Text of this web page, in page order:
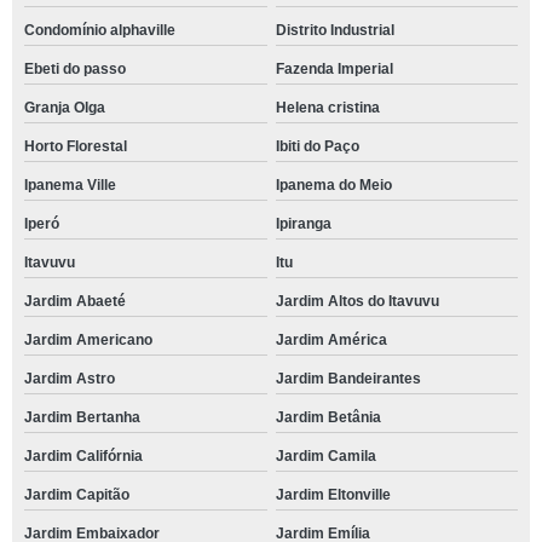
qual o preço de escola para criança de 4 anos Jardim Saira
escolas de criança bilíngue Jardim Imperial
escola para criança Vila Eros
escola para criança Jardim Maria do Carmo,
escola para criança período integral mensalidade Jardim Isafer
qual o preço de escola criança Vila Colorau
escola de criança integral Portal do Sabiá
escola de criança particular Cajuru
escolas para criança Jardim das Magnólias
qual o preço de escola de criança particular Jardim das Magnólias
Condomínio alphaville Distrito Industrial
Ebeti do passo Fazenda Imperial
Granja Olga Helena cristina
Horto Florestal Ibiti do Paço
Ipanema Ville Ipanema do Meio
Iperó Ipiranga
Itavuvu Itu
Jardim Abaeté Jardim Altos do Itavuvu
Jardim Americano Jardim América
Jardim Astro Jardim Bandeirantes
Jardim Bertanha Jardim Betânia
Jardim Califórnia Jardim Camila
Jardim Capitão Jardim Eltonville
Jardim Embaixador Jardim Emília